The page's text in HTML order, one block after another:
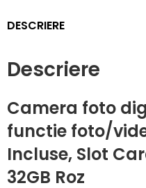
DESCRIERE
Descriere
Camera foto
functie foto/
Incluse, Slot
32GB Roz